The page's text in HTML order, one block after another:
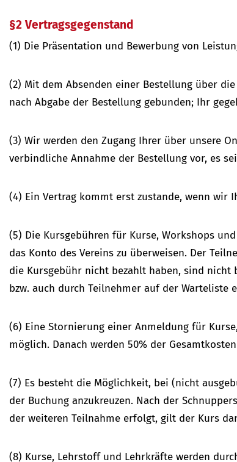
§2 Vertragsgegenstand
(1) Die Präsentation und Bewerbung von
(2) Mit dem Absenden einer Bestellung über
nach Abgabe der Bestellung gebunden; Ihr
(3) Wir werden den Zugang Ihrer über unsere
verbindliche Annahme der Bestellung vor, es
(4) Ein Vertrag kommt erst zustande, wenn
(5) Die Kursgebühren für Kurse, Workshops
das Konto des Vereins zu überweisen. Der
die Kursgebühr nicht bezahlt haben, sind nicht
bzw. auch durch Teilnehmer auf der
(6) Eine Stornierung einer Anmeldung für
möglich. Danach werden 50% der
(7) Es besteht die Möglichkeit, bei (nicht
der Buchung anzukreuzen. Nach der
der weiteren Teilnahme erfolgt, gilt der Kurs
(8) Kurse, Lehrstoff und Lehrkräfte werden